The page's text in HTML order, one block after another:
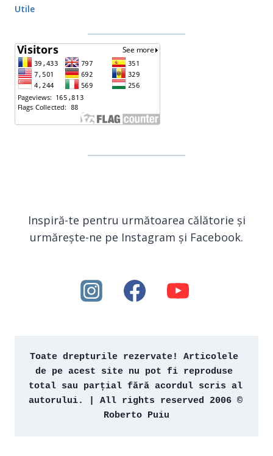
Utile
Inspiră-te pentru următoarea călătorie și
urmărește-ne pe Instagram și Facebook.
Toate drepturile rezervate! Articolele
de pe acest site nu pot fi reproduse
total sau parțial fără acordul scris al
autorului. | All rights reserved 2006 ©
Roberto Puiu